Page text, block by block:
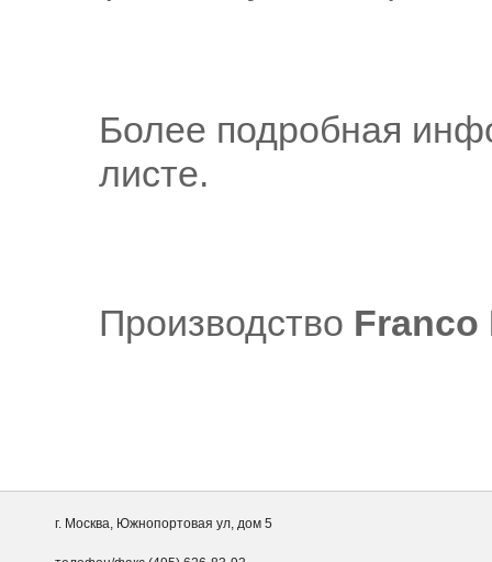
Более подробная
листе.
Производство Franco
г. Москва, Южнопортовая ул, дом 5